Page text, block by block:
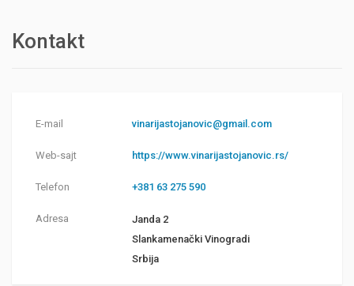
Kontakt
E-mail vinarijastojanovic@gmail.com
Web-sajt https://www.vinarijastojanovic.rs/
Telefon +381 63 275 590
Adresa
Janda 2
Slankamenački Vinogradi
Srbija